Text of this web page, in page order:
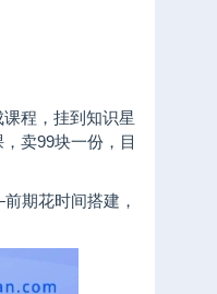
程，挂到知识星
卖99块一份，目
期花时间搭建，